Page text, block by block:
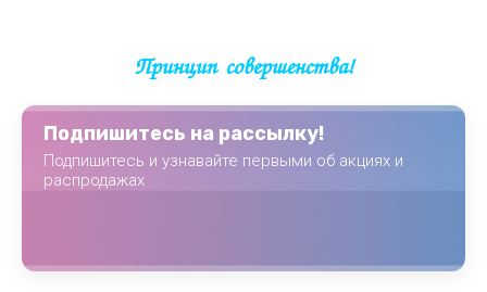
Принцип совершенства!
Подпишитесь на рассылку!
Подпишитесь и узнавайте первыми об акциях и
распродажах